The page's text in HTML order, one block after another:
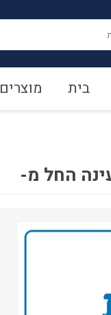
בית מוצרים
החל מ-